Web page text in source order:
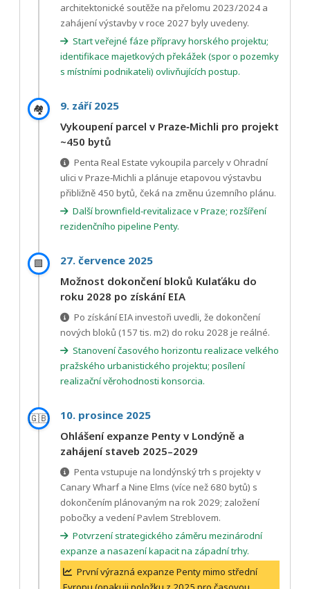
architektonické soutěže na přelomu 2023/2024 a
zahájení výstavby v roce 2027 byly uvedeny.
Start veřejné fáze přípravy horského projektu;
identifikace majetkových překážek (spor o pozemky
s místními podnikateli) ovlivňujících postup.
🏘️
9. září 2025
Vykoupení parcel v Praze‑Michli pro projekt
~450 bytů
Penta Real Estate vykoupila parcely v Ohradní
ulici v Praze‑Michli a plánuje etapovou výstavbu
přibližně 450 bytů, čeká na změnu územního plánu.
Další brownfield‑revitalizace v Praze; rozšíření
rezidenčního pipeline Penty.
🟩
27. července 2025
Možnost dokončení bloků Kulaťáku do
roku 2028 po získání EIA
Po získání EIA investoři uvedli, že dokončení
nových bloků (157 tis. m2) do roku 2028 je reálné.
Stanovení časového horizontu realizace velkého
pražského urbanistického projektu; posílení
realizační věrohodnosti konsorcia.
🇬🇧
10. prosince 2025
Ohlášení expanze Penty v Londýně a
zahájení staveb 2025–2029
Penta vstupuje na londýnský trh s projekty v
Canary Wharf a Nine Elms (více než 680 bytů) s
dokončením plánovaným na rok 2029; založení
pobočky a vedení Pavlem Streblovem.
Potvrzení strategického záměru mezinárodní
expanze a nasazení kapacit na západní trhy.
První výrazná expanze Penty mimo střední